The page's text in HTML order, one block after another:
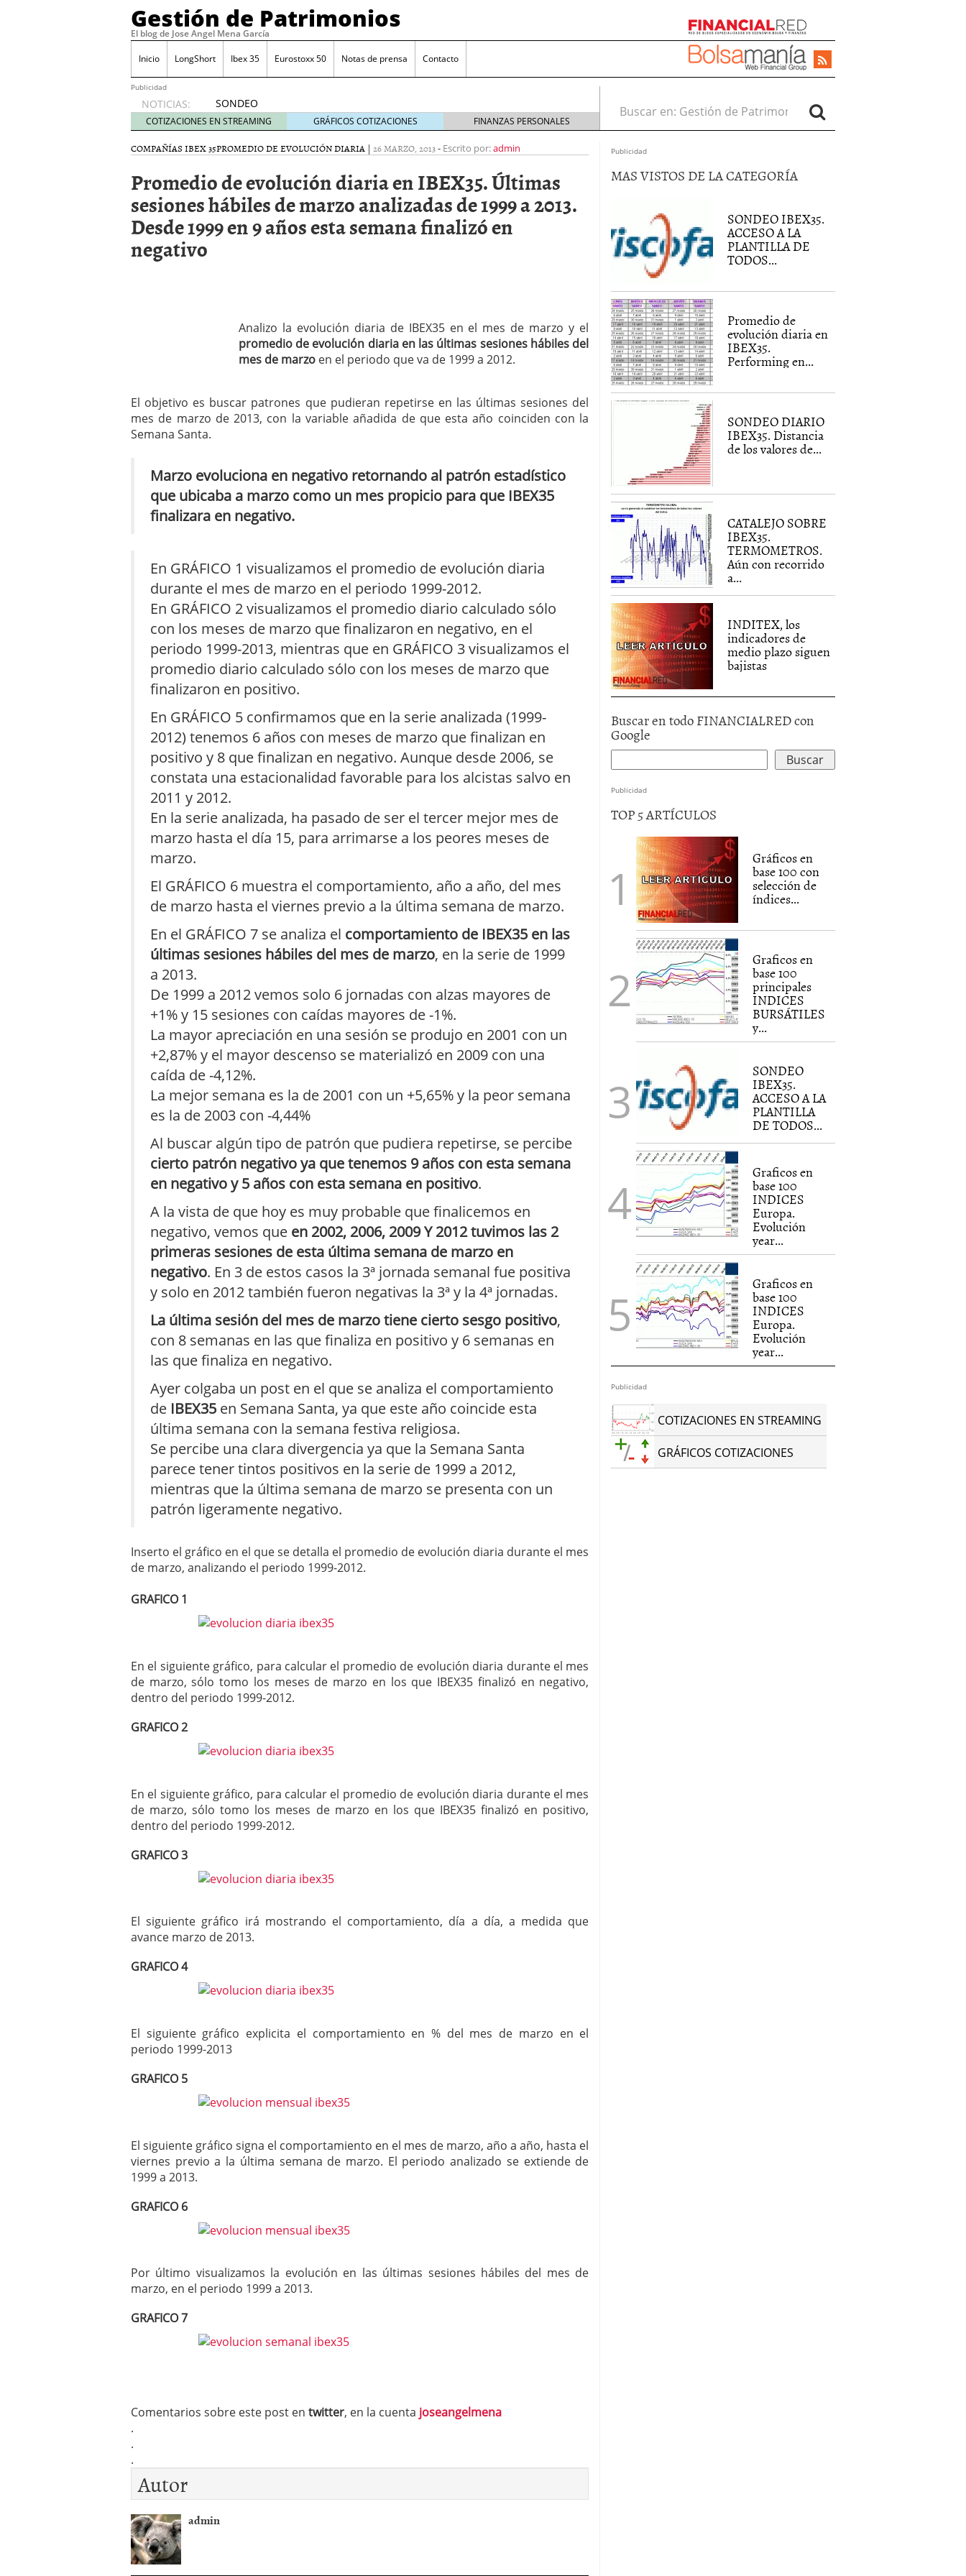
Gestión de Patrimonios
El blog de Jose Angel Mena García
Inicio LongShort Ibex 35 Eurostoxx 50 Notas de prensa Contacto
Publicidad
NOTICIAS:
SONDEO
IBEX35.
ACCESO
A LA
DE
TODOS
LOS
DE
mayo 28, 2013
Catalejo sobre IBEX35. SISM?METROS. Prosiguen a la baja desde el 13/mayo
y a?n tienen recorrido adicional mayo 24, 2013
rebote interesante
COTIZACIONES EN STREAMING GRÁFICOS COTIZACIONES FINANZAS PERSONALES
Buscar en:
COMPAÑÍAS IBEX 35PROMEDIO DE EVOLUCIÓN DIARIA | 26 MARZO, 2013- Escrito por:admin
Promedio de evolución diaria en IBEX35. Últimas
sesiones hábiles de marzo analizadas de 1999 a 2013.
Desde 1999 en 9 años esta semana finalizó en
negativo
Analizo la evolución diaria de IBEX35 en el mes de marzo y el
promedio de evolución diaria en las últimas sesiones hábiles del
mes de marzo en el periodo que va de 1999 a 2012.
El objetivo es buscar patrones que pudieran repetirse en las últimas sesiones del
mes de marzo de 2013, con la variable añadida de que esta año coinciden con la
Semana Santa.
Marzo evoluciona en negativo retornando al patrón estadístico
que ubicaba a marzo como un mes propicio para que IBEX35
finalizara en negativo.
En GRÁFICO 1 visualizamos el promedio de evolución diaria
durante el mes de marzo en el periodo 1999-2012.
En GRÁFICO 2 visualizamos el promedio diario calculado sólo
con los meses de marzo que finalizaron en negativo, en el
periodo 1999-2013, mientras que en GRÁFICO 3 visualizamos el
promedio diario calculado sólo con los meses de marzo que
finalizaron en positivo.
En GRÁFICO 5 confirmamos que en la serie analizada (1999-
2012) tenemos 6 años con meses de marzo que finalizan en
positivo y 8 que finalizan en negativo. Aunque desde 2006, se
constata una estacionalidad favorable para los alcistas salvo en
2011 y 2012.
En la serie analizada, ha pasado de ser el tercer mejor mes de
marzo hasta el día 15, para arrimarse a los peores meses de
marzo.
El GRÁFICO 6 muestra el comportamiento, año a año, del mes
de marzo hasta el viernes previo a la última semana de marzo.
En el GRÁFICO 7 se analiza el comportamiento de IBEX35 en las
últimas sesiones hábiles del mes de marzo, en la serie de 1999
a 2013.
De 1999 a 2012 vemos solo 6 jornadas con alzas mayores de
+1% y 15 sesiones con caídas mayores de -1%.
La mayor apreciación en una sesión se produjo en 2001 con un
+2,87% y el mayor descenso se materializó en 2009 con una
caída de -4,12%.
La mejor semana es la de 2001 con un +5,65% y la peor semana
es la de 2003 con -4,44%
Al buscar algún tipo de patrón que pudiera repetirse, se percibe
cierto patrón negativo ya que tenemos 9 años con esta semana
en negativo y 5 años con esta semana en positivo.
A la vista de que hoy es muy probable que finalicemos en
negativo, vemos que en 2002, 2006, 2009 Y 2012 tuvimos las 2
primeras sesiones de esta última semana de marzo en
negativo. En 3 de estos casos la 3ª jornada semanal fue positiva
y solo en 2012 también fueron negativas la 3ª y la 4ª jornadas.
La última sesión del mes de marzo tiene cierto sesgo positivo,
con 8 semanas en las que finaliza en positivo y 6 semanas en
las que finaliza en negativo.
Ayer colgaba un post en el que se analiza el comportamiento
de IBEX35 en Semana Santa, ya que este año coincide esta
última semana con la semana festiva religiosa.
Se percibe una clara divergencia ya que la Semana Santa
parece tener tintos positivos en la serie de 1999 a 2012,
mientras que la última semana de marzo se presenta con un
patrón ligeramente negativo.
Inserto el gráfico en el que se detalla el promedio de evolución diaria durante el mes
de marzo, analizando el periodo 1999-2012.
GRAFICO 1
En el siguiente gráfico, para calcular el promedio de evolución diaria durante el mes
de marzo, sólo tomo los meses de marzo en los que IBEX35 finalizó en negativo,
dentro del periodo 1999-2012.
GRAFICO 2
En el siguiente gráfico, para calcular el promedio de evolución diaria durante el mes
de marzo, sólo tomo los meses de marzo en los que IBEX35 finalizó en positivo,
dentro del periodo 1999-2012.
GRAFICO 3
El siguiente gráfico irá mostrando el comportamiento, día a día, a medida que
avance marzo de 2013.
GRAFICO 4
El siguiente gráfico explicita el comportamiento en % del mes de marzo en el
periodo 1999-2013
GRAFICO 5
El siguiente gráfico signa el comportamiento en el mes de marzo, año a año, hasta el
viernes previo a la última semana de marzo. El periodo analizado se extiende de
1999 a 2013.
GRAFICO 6
Por último visualizamos la evolución en las últimas sesiones hábiles del mes de
marzo, en el periodo 1999 a 2013.
GRAFICO 7
Comentarios sobre este post en twitter, en la cuenta joseangelmena
.
.
.
Autor
admin
Publicidad
MAS VISTOS DE LA CATEGORÍA
SONDEO IBEX35.
ACCESO A LA
PLANTILLA DE
TODOS...
Promedio de
evolución diaria en
IBEX35.
Performing en...
SONDEO DIARIO
IBEX35. Distancia
de los valores de...
CATALEJO SOBRE
IBEX35.
TERMOMETROS.
Aún con recorrido
a...
INDITEX, los
indicadores de
medio plazo siguen
bajistas
Buscar en todo FINANCIALRED con
Google
Publicidad
TOP 5 ARTÍCULOS
Gráficos en
base 100 con
selección de
índices...
Graficos en
base 100
principales
INDICES
BURSÁTILES
y...
SONDEO
IBEX35.
ACCESO A LA
PLANTILLA
DE TODOS...
Graficos en
base 100
INDICES
Europa.
Evolución
year...
Graficos en
base 100
INDICES
Europa.
Evolución
year...
Publicidad
COTIZACIONES EN STREAMING
GRÁFICOS COTIZACIONES